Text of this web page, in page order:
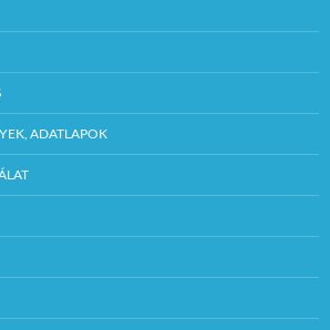
ADATLAPOK